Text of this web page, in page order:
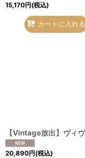
15,170円(税込)
カートに入れる
20,890円(税込)